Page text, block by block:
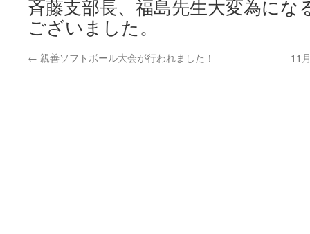
斉藤支部長、福島先生大変為にな
ございました。
← 親善ソフトボール大会が行われました！ 11